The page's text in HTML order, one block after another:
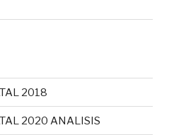
2018
2020 ANALISIS